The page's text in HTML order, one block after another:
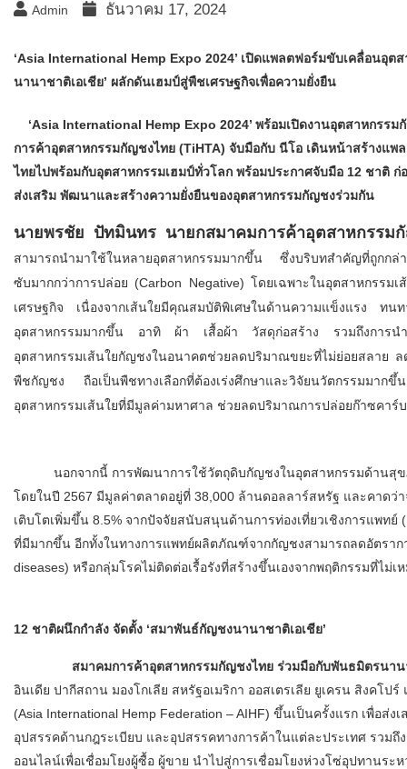
Admin ธันวาคม 17, 2024
‘Asia International Hemp Expo 2024’ เปิดแพลตฟอร์มขับเคลื่อนอุ
นานาชาติเอเชีย’ ผลักดันเฮมป์สู่พืชเศรษฐกิจเพื่อความยั่งยืน
‘Asia International Hemp Expo 2024’ พร้อมเปิดงานอุตสาหกรร
การค้าอุตสาหกรรมกัญชงไทย (TiHTA) จับมือกับ นีโอ เดินหน้าสร้างแ
ไทยไปพร้อมกับอุตสาหกรรมเฮมป์ทั่วโลก พร้อมประกาศจับมือ 12 ชาติ
ส่งเสริม พัฒนาและสร้างความยั่งยืนของอุตสาหกรรมกัญชงร่วมกัน
นายพรชัย ปัทมินทร นายกสมาคมการค้าอุตสาหกรรม
สามารถนำมาใช้ในหลายอุตสาหกรรมมากขึ้น ซึ่งบริบทสำคัญที่ถูกกล่า
ซับมากกว่าการปล่อย (Carbon Negative) โดยเฉพาะในอุตสาหกรรม
เศรษฐกิจ เนื่องจากเส้นใยมีคุณสมบัติพิเศษในด้านความแข็งแรง ทน
อุตสาหกรรมมากขึ้น อาทิ ผ้า เสื้อผ้า วัสดุก่อสร้าง รวมถึงการนำ
อุตสาหกรรมเส้นใยกัญชงในอนาคตช่วยลดปริมาณขยะที่ไม่ย่อยสลาย
พืชกัญชง ถือเป็นพืชทางเลือกที่ต้องเร่งศึกษาและวิจัยนวัตกรรมมาก
อุตสาหกรรมเส้นใยที่มีมูลค่ามหาศาล ช่วยลดปริมาณการปล่อยก๊าซคา
นอกจากนี้ การพัฒนาการใช้วัตถุดิบกัญชงในอุตสาหกรรมด้านสุขภา
โดยในปี 2567 มีมูลค่าตลาดอยู่ที่ 38,000 ล้านดอลลาร์สหรัฐ และคาดว่
เติบโตเพิ่มขึ้น 8.5% จากปัจจัยสนับสนุนด้านการท่องเที่ยวเชิงการแพ
ที่มีมากขึ้น อีกทั้งในทางการแพทย์ผลิตภัณฑ์จากกัญชงสามารถลดอัตราก
diseases) หรือกลุ่มโรคไม่ติดต่อเรื้อรังที่สร้างขึ้นเองจากพฤติกรรมที่ไม่
12 ชาติผนึกกำลัง จัดตั้ง ‘สมาพันธ์กัญชงนานาชาติเอเชีย’
สมาคมการค้าอุตสาหกรรมกัญชงไทย ร่วมมือกับพันธมิตรนานา
อินเดีย ปากีสถาน มองโกเลีย สหรัฐอเมริกา ออสเตรเลีย ยูเครน สิงคโป
(Asia International Hemp Federation – AIHF) ขึ้นเป็นครั้งแรก เพื่อ
อุปสรรคด้านกฎระเบียบ และอุปสรรคทางการค้าในแต่ละประเทศ รวม
ออนไลน์เพื่อเชื่อมโยงผู้ซื้อ ผู้ขาย นำไปสู่การเชื่อมโยงห่วงโซ่อุปทานระ